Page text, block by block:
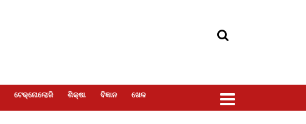
ଟେକ୍ନୋଲୋଜି ଶିକ୍ଷା ବିଜ୍ଞାନ ଖେଳ